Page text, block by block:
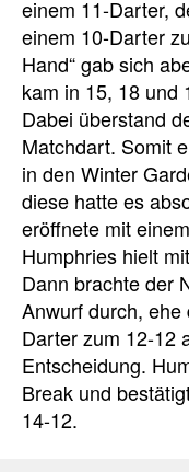
einem 11-Darter,
einem 10-Darter
Hand“ gab sich
kam in 15, 18 und
Dabei überstand
Matchdart. Somit
in den Winter
diese hatte es
eröffnete mit
Humphries hielt
Dann brachte der
Anwurf durch,
Darter zum 12-12
Entscheidung.
Break und
14-12.